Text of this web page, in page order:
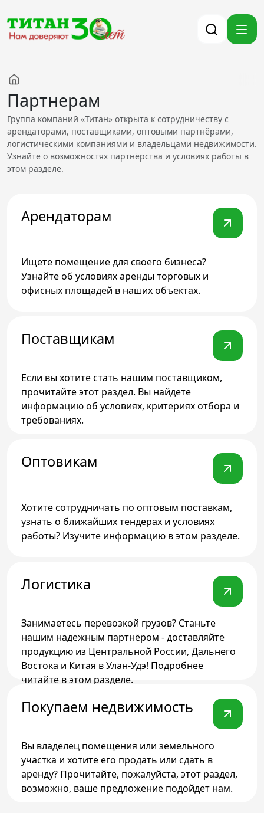
Компания
Партнерам
Тендеры
Вакансии
Новости
Версия для слабовидящих
Телефон доверия
Партнерам
Группа компаний «Титан» открыта к сотрудничеству с
арендаторами, поставщиками, оптовыми партнёрами,
логистическими компаниями и владельцами недвижимости.
Узнайте о возможностях партнёрства и условиях работы в
этом разделе.
Арендаторам
Ищете помещение для своего бизнеса?
Узнайте об условиях аренды торговых и
офисных площадей в наших объектах.
Поставщикам
Если вы хотите стать нашим поставщиком,
прочитайте этот раздел. Вы найдете
информацию об условиях, критериях отбора и
требованиях.
Оптовикам
Хотите сотрудничать по оптовым поставкам,
узнать о ближайших тендерах и условиях
работы? Изучите информацию в этом разделе.
Логистика
Занимаетесь перевозкой грузов? Станьте
нашим надежным партнёром - доставляйте
продукцию из Центральной России, Дальнего
Востока и Китая в Улан-Удэ! Подробнее
читайте в этом разделе.
Покупаем недвижимость
Вы владелец помещения или земельного
участка и хотите его продать или сдать в
аренду? Прочитайте, пожалуйста, этот раздел,
возможно, ваше предложение подойдет нам.